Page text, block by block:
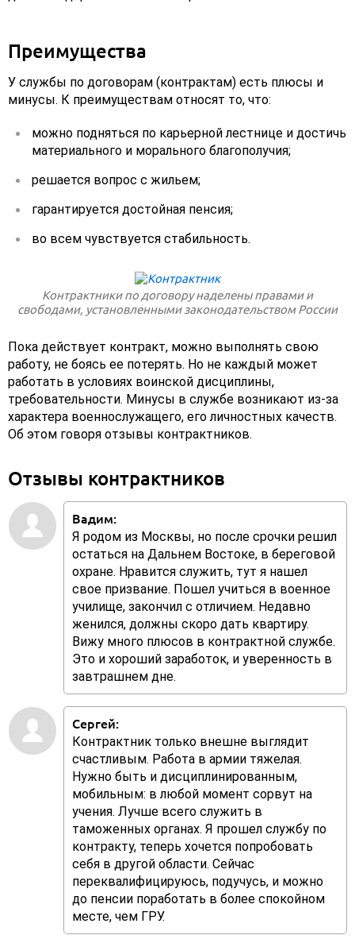
Преимущества
У службы по договорам (контрактам) есть плюсы и
минусы. К преимуществам относят то, что:
можно подняться по карьерной лестнице и достичь
материального и морального благополучия;
решается вопрос с жильем;
гарантируется достойная пенсия;
во всем чувствуется стабильность.
Контрактники по договору наделены правами и
свободами, установленными законодательством России
Пока действует контракт, можно выполнять свою
работу, не боясь ее потерять. Но не каждый может
работать в условиях воинской дисциплины,
требовательности. Минусы в службе возникают из-за
характера военнослужащего, его личностных качеств.
Об этом говоря отзывы контрактников.
Отзывы контрактников
Вадим:
Я родом из Москвы, но после срочки решил
остаться на Дальнем Востоке, в береговой
охране. Нравится служить, тут я нашел
свое призвание. Пошел учиться в военное
училище, закончил с отличием. Недавно
женился, должны скоро дать квартиру.
Вижу много плюсов в контрактной службе.
Это и хороший заработок, и уверенность в
завтрашнем дне.
Сергей:
Контрактник только внешне выглядит
счастливым. Работа в армии тяжелая.
Нужно быть и дисциплинированным,
мобильным: в любой момент сорвут на
учения. Лучше всего служить в
таможенных органах. Я прошел службу по
контракту, теперь хочется попробовать
себя в другой области. Сейчас
переквалифицируюсь, подучусь, и можно
до пенсии поработать в более спокойном
месте, чем ГРУ.